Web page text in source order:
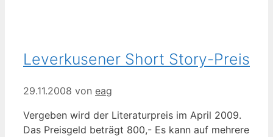
Leverkusener Short Story-Preis
29.11.2008 von eag
Vergeben wird der Literaturpreis im April 2009.
Das Preisgeld beträgt 800,- Es kann auf mehrere